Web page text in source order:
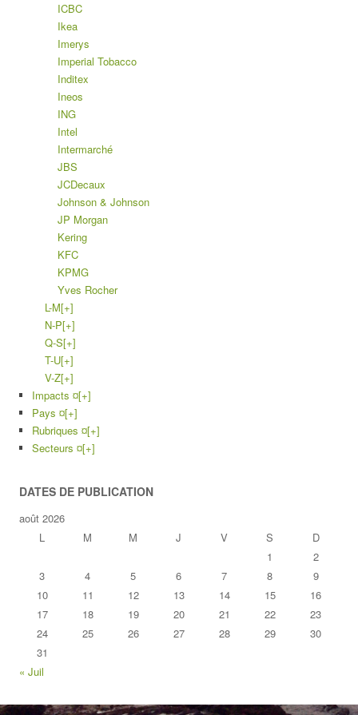
ICBC
Ikea
Imerys
Imperial Tobacco
Inditex
Ineos
ING
Intel
Intermarché
JBS
JCDecaux
Johnson & Johnson
JP Morgan
Kering
KFC
KPMG
Yves Rocher
L-M[+]
N-P[+]
Q-S[+]
T-U[+]
V-Z[+]
Impacts ¤[+]
Pays ¤[+]
Rubriques ¤[+]
Secteurs ¤[+]
DATES DE PUBLICATION
août 2026
L
M M J V S
D
1
2
3
4 5 6 7 8
9
10
11 12 13 14 15
16
17
18 19 20 21 22
23
24
25 26 27 28 29
30
31
« Juil